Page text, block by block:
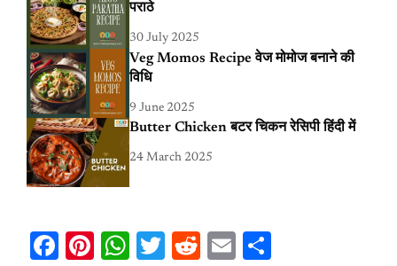
पराठे
30 July 2025
Veg Momos Recipe वेज मोमोज बनाने की
विधि
9 June 2025
Butter Chicken बटर चिकन रेसिपी हिंदी में
24 March 2025
Facebook
Pinterest
WhatsApp
Twitter
RedditEmail